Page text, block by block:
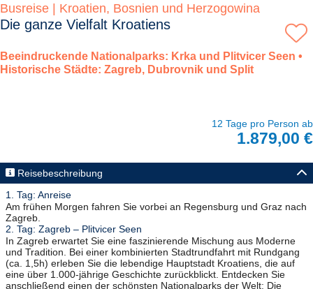
Busreise | Kroatien, Bosnien und Herzogowina
Die ganze Vielfalt Kroatiens
Beeindruckende Nationalparks: Krka und Plitvicer Seen •
Historische Städte: Zagreb, Dubrovnik und Split
12 Tage pro Person ab
1.879,00 €
Reisebeschreibung
1. Tag: Anreise
Am frühen Morgen fahren Sie vorbei an Regensburg und Graz nach
Zagreb.
2. Tag: Zagreb – Plitvicer Seen
In Zagreb erwartet Sie eine faszinierende Mischung aus Moderne
und Tradition. Bei einer kombinierten Stadtrundfahrt mit Rundgang
(ca. 1,5h) erleben Sie die lebendige Hauptstadt Kroatiens, die auf
eine über 1.000-jährige Geschichte zurückblickt. Entdecken Sie
anschließend einen der schönsten Nationalparks der Welt: Die